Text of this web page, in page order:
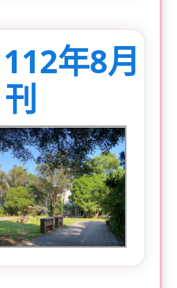
年8月
刊